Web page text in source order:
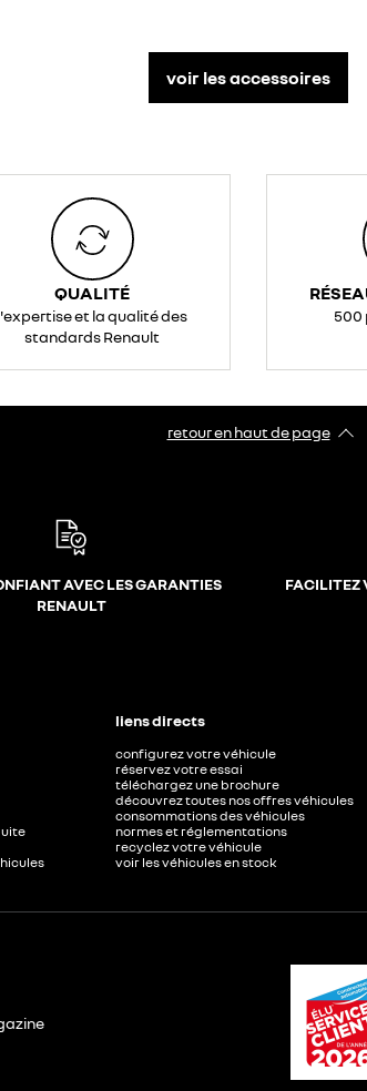
voir les accessoires
QUALITÉ
et la qualité des
standards Renault
500
retour en haut de page​
AVEC LES GARANTIES
RENAULT
FACILITEZ
liens directs
configurez votre véhicule
réservez votre essai
téléchargez une brochure
découvrez toutes nos offres véhicules
consommations des véhicules
normes et réglementations
recyclez votre véhicule
voir les véhicules en stock